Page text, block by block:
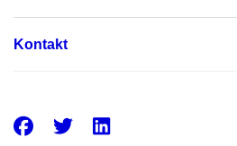
Kontakt
Facebook
Twitter